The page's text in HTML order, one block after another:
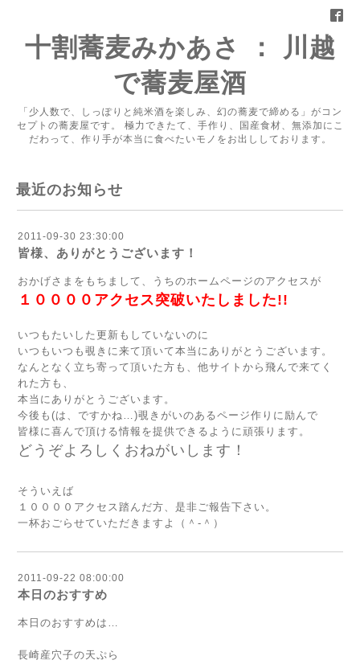
十割蕎麦みかあさ ： 川越
で蕎麦屋酒
「少人数で、しっぽりと純米酒を楽しみ、幻の蕎麦で締める」がコン
セプトの蕎麦屋です。 極力できたて、手作り、国産食材、無添加にこ
だわって、作り手が本当に食べたいモノをお出ししております。
最近のお知らせ
2011-09-30 23:30:00
皆様、ありがとうございます！
おかげさまをもちまして、うちのホームページのアクセスが
１００００アクセス突破いたしました!!
いつもたいした更新もしていないのに
いつもいつも覗きに来て頂いて本当にありがとうございます。
なんとなく立ち寄って頂いた方も、他サイトから飛んで来てく
れた方も、
本当にありがとうございます。
今後も(は、ですかね…)覗きがいのあるページ作りに励んで
皆様に喜んで頂ける情報を提供できるように頑張ります。
どうぞよろしくおねがいします！
そういえば
１００００アクセス踏んだ方、是非ご報告下さい。
一杯おごらせていただきますよ（＾-＾）
2011-09-22 08:00:00
本日のおすすめ
本日のおすすめは…
長崎産 穴子の天ぷら